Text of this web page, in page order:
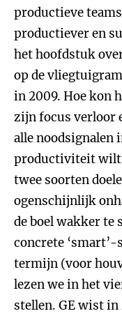
productieve
productiever en
het hoofdstuk
op de
in 2009. Hoe kon
zijn focus verloor
alle noodsignalen
productiviteit wilt
twee soorten
ogenschijnlijk
de boel wakker te
concrete
termijn (voor
lezen we in het
stellen. GE wist